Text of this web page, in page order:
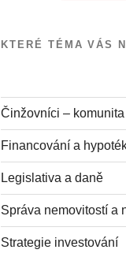
KTERÉ TÉMA VÁS
Činžovníci –
Financování a
Legislativa a daně
Správa nemovitostí a
Strategie investování